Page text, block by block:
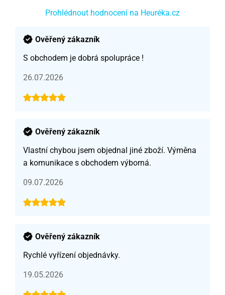
Prohlédnout hodnocení na Heuréka.cz
Ověřený zákazník
S obchodem je dobrá spolupráce !
26.07.2026
Ověřený zákazník
Vlastní chybou jsem objednal jiné zboží. Výměna
a komunikace s obchodem výborná.
09.07.2026
Ověřený zákazník
Rychlé vyřízení objednávky.
19.05.2026